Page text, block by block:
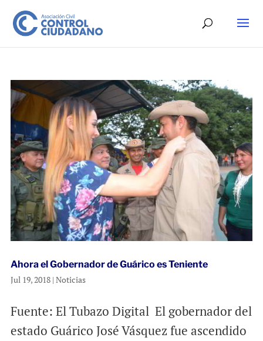
Ahora el Gobernador de Guárico es Teniente
Jul 19, 2018| Noticias
Fuente: El Tubazo Digital El gobernador del
estado Guárico José Vásquez fue ascendido